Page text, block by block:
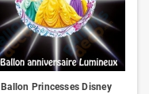
Ballon Princesses Disney